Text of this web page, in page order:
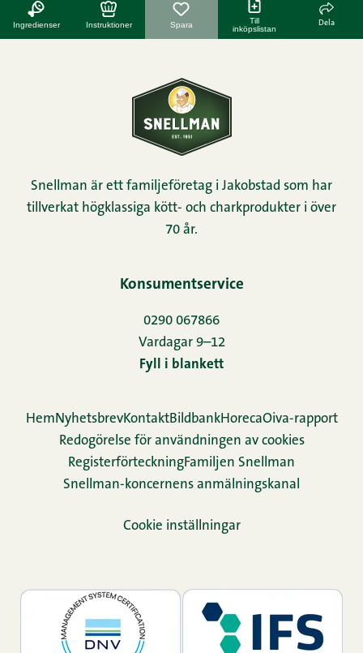
Ingredienser Instruktioner Spara
Till
inköpslistan
Dela
Snellman är ett familjeföretag i Jakobstad som har
tillverkat högklassiga kött- och charkprodukter i över
70 år.
Konsumentservice
0290 067866
Vardagar 9–12
Fyll i blankett
HemNyhetsbrevKontaktBildbankHorecaOiva-rapport
Redogörelse för användningen av cookies
Re­gis­ter­för­teck­ningFamiljen Snellman
Snellman-koncernens anmälningskanal
Cookie inställningar